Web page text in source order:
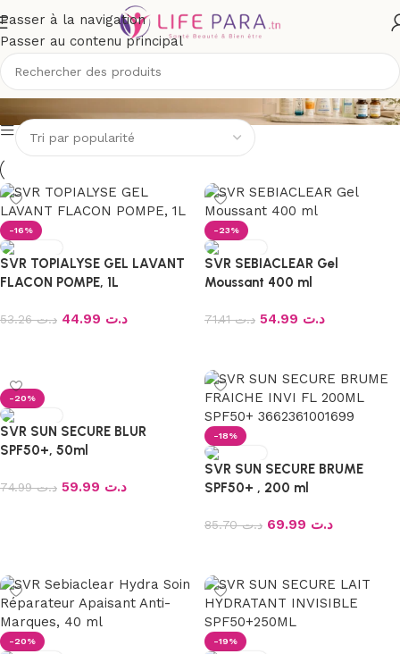
Passer à la navigation
Passer au contenu principal
SVR
-16%
SVR TOPIALYSE GEL LAVANT
FLACON POMPE, 1L
د.ت53.26 د.ت
-23%
SVR SEBIACLEAR Gel
Moussant 400 ml
د.ت71.41 د.ت
-20%
SVR SUN SECURE BLUR
SPF50+, 50ml
د.ت74.99 د.ت
-18%
SVR SUN SECURE BRUME
SPF50+ , 200 ml
د.ت85.70 د.ت
-20% -19%